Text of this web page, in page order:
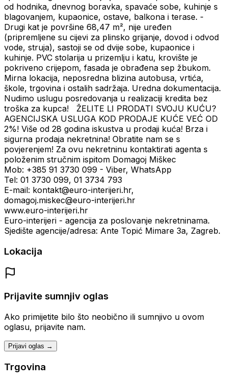
od hodnika, dnevnog boravka, spavaće sobe, kuhinje s
blagovanjem, kupaonice, ostave, balkona i terase. -
Drugi kat je površine 68,47 m², nije uređen
(pripremljene su cijevi za plinsko grijanje, dovod i odvod
vode, struja), sastoji se od dvije sobe, kupaonice i
kuhinje. PVC stolarija u prizemlju i katu, krovište je
pokriveno crijepom, fasada je obrađena sep žbukom.
Mirna lokacija, neposredna blizina autobusa, vrtića,
škole, trgovina i ostalih sadržaja. Uredna dokumentacija.
Nudimo uslugu posredovanja u realizaciji kredita bez
troška za kupca! ŽELITE LI PRODATI SVOJU KUĆU?
AGENCIJSKA USLUGA KOD PRODAJE KUĆE VEĆ OD
2%! Više od 28 godina iskustva u prodaji kuća! Brza i
sigurna prodaja nekretnina! Obratite nam se s
povjerenjem! Za ovu nekretninu kontaktirati agenta s
položenim stručnim ispitom Domagoj Miškec
Mob: +385 91 3730 099 - Viber, WhatsApp
Tel: 01 3730 099, 01 3734 793
E-mail: kontakt@euro-interijeri.hr,
domagoj.miskec@euro-interijeri.hr
www.euro-interijeri.hr
Euro-interijeri - agencija za poslovanje nekretninama.
Sjedište agencije/adresa: Ante Topić Mimare 3a, Zagreb.
Lokacija
Prijavite sumnjiv oglas
Ako primijetite bilo što neobično ili sumnjivo u ovom
oglasu, prijavite nam.
Prijavi oglas →
Trgovina